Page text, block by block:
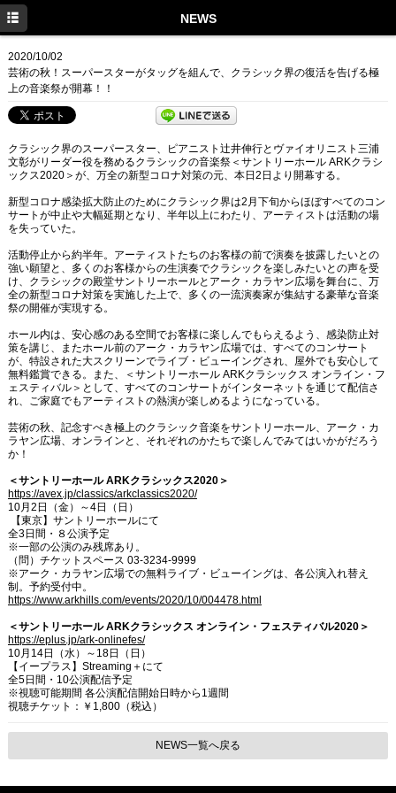
NEWS
2020/10/02
芸術の秋！スーパースターがタッグを組んで、クラシック界の復活を告げる極
上の音楽祭が開幕！！
クラシック界のスーパースター、ピアニスト辻井伸行とヴァイオリニスト三浦
文彰がリーダー役を務めるクラシックの音楽祭＜サントリーホール ARKクラシ
ックス2020＞が、万全の新型コロナ対策の元、本日2日より開幕する。
新型コロナ感染拡大防止のためにクラシック界は2月下旬からほぼすべてのコン
サートが中止や大幅延期となり、半年以上にわたり、アーティストは活動の場
を失っていた。
活動停止から約半年。アーティストたちのお客様の前で演奏を披露したいとの
強い願望と、多くのお客様からの生演奏でクラシックを楽しみたいとの声を受
け、クラシックの殿堂サントリーホールとアーク・カラヤン広場を舞台に、万
全の新型コロナ対策を実施した上で、多くの一流演奏家が集結する豪華な音楽
祭の開催が実現する。
ホール内は、安心感のある空間でお客様に楽しんでもらえるよう、感染防止対
策を講じ、またホール前のアーク・カラヤン広場では、すべてのコンサート
が、特設された大スクリーンでライブ・ビューイングされ、屋外でも安心して
無料鑑賞できる。また、＜サントリーホール ARKクラシックス オンライン・フ
ェスティバル＞として、すべてのコンサートがインターネットを通じて配信さ
れ、ご家庭でもアーティストの熱演が楽しめるようになっている。
芸術の秋、記念すべき極上のクラシック音楽をサントリーホール、アーク・カ
ラヤン広場、オンラインと、それぞれのかたちで楽しんでみてはいかがだろう
か！
＜サントリーホール ARKクラシックス2020＞
https://avex.jp/classics/arkclassics2020/
10月2日（金）～4日（日）
【東京】サントリーホールにて
全3日間・８公演予定
※一部の公演のみ残席あり。
（問）チケットスペース 03-3234-9999
※アーク・カラヤン広場での無料ライブ・ビューイングは、各公演入れ替え
制。予約受付中。
https://www.arkhills.com/events/2020/10/004478.html
＜サントリーホール ARKクラシックス オンライン・フェスティバル2020＞
https://eplus.jp/ark-onlinefes/
10月14日（水）～18日（日）
【イープラス】Streaming＋にて
全5日間・10公演配信予定
※視聴可能期間 各公演配信開始日時から1週間
視聴チケット：￥1,800（税込）
NEWS一覧へ戻る
PROFILE
NEWS
CONCERT
DISCOGRAPHY
Twitter
Facebook
Instagram